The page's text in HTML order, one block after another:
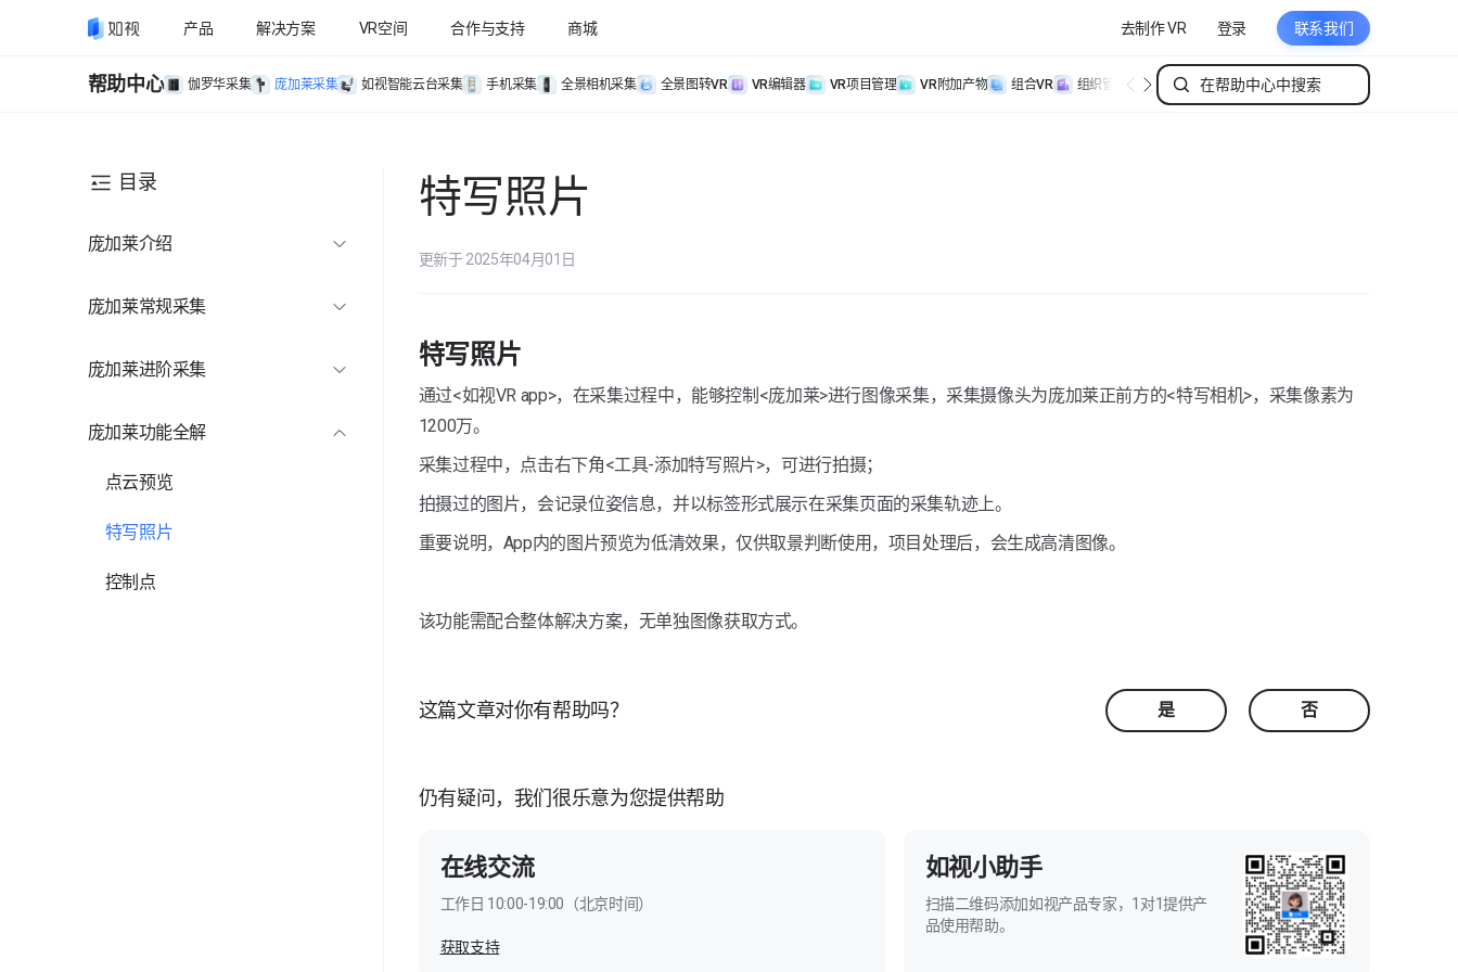
产品 解决方案 VR空间 合作与支持 商城 去制作 VR 登录 联系我们
帮助中心 伽罗华采集 庞加莱采集 如视智能云台采集 手机采集 全景相机采集 全景图转VR VR编辑器 VR项目管理 VR附加产物 组合VR 组织管理 个人管理
目录
庞加莱介绍
庞加莱常规采集
准备工作
采集教程
庞加莱进阶采集
添加特写照片
添加控制点
复杂空间
多楼层采集
庞加莱功能全解
点云预览
特写照片
控制点
特写照片
更新于 2025年04月01日
特写照片
通过<如视VR app>，在采集过程中，能够控制<庞加莱>进行图像采集，采集摄像头为庞加莱正前方的<特写相机>，采集像素为
1200万。
采集过程中，点击右下角<工具-添加特写照片>，可进行拍摄；
拍摄过的图片，会记录位姿信息，并以标签形式展示在采集页面的采集轨迹上。
重要说明，App内的图片预览为低清效果，仅供取景判断使用，项目处理后，会生成高清图像。
该功能需配合整体解决方案，无单独图像获取方式。
这篇文章对你有帮助吗？ 是 否
仍有疑问，我们很乐意为您提供帮助
在线交流
工作日 10:00-19:00（北京时间）
获取支持
如视小助手
扫描二维码添加如视产品专家，1对1提供产
品使用帮助。